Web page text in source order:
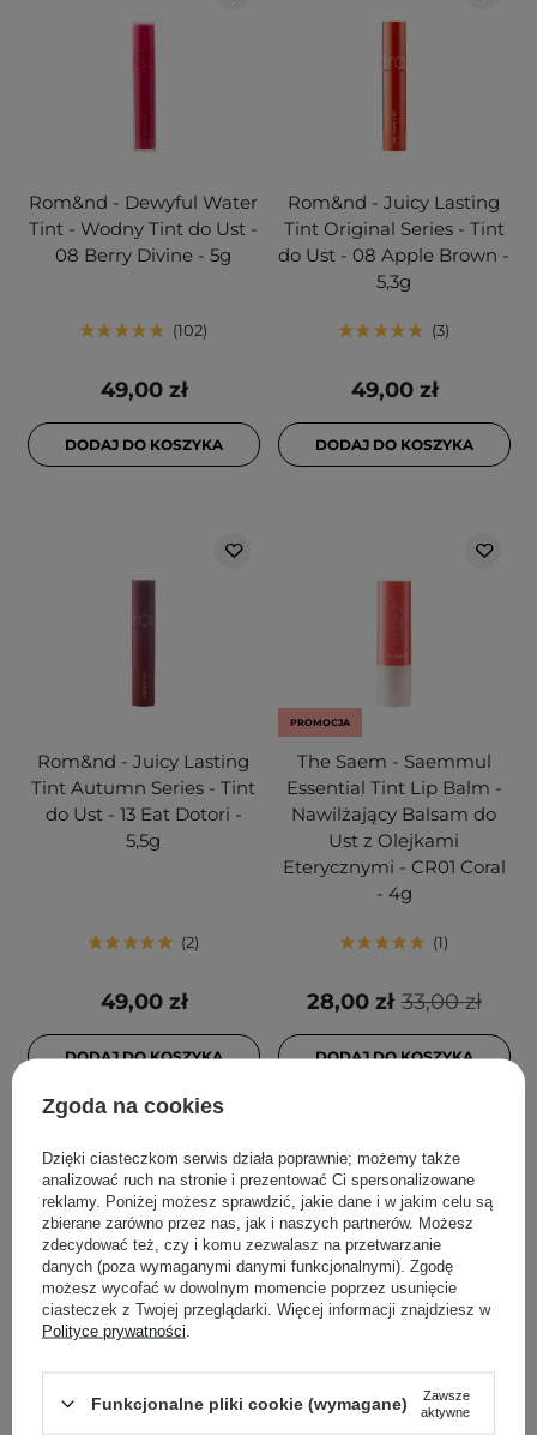
Rom&nd - Dewyful Water
Tint - Wodny Tint do Ust -
08 Berry Divine - 5g
102
49,00 zł
DODAJ DO KOSZYKA
Rom&nd - Juicy Lasting
Tint Original Series - Tint
do Ust - 08 Apple Brown -
5,3g
3
49,00 zł
DODAJ DO KOSZYKA
Rom&nd - Juicy Lasting
Tint Autumn Series - Tint
do Ust - 13 Eat Dotori -
5,5g
2
49,00 zł
DODAJ DO KOSZYKA
PROMOCJA
The Saem - Saemmul
Essential Tint Lip Balm -
Nawilżający Balsam do
Ust z Olejkami
Eterycznymi - CR01 Coral
- 4g
1
33,00 zł
28,00 zł
DODAJ DO KOSZYKA
Etude House - Fixing Tint
- Długotrwały Tint do Ust
Etude House - Fixing Tint
- Długotrwały Tint do Ust
- #05 Midnight Mauve -
Zgoda na cookies
Dzięki ciasteczkom serwis działa poprawnie; możemy także
analizować ruch na stronie i prezentować Ci spersonalizowane
reklamy. Poniżej możesz sprawdzić, jakie dane i w jakim celu są
zbierane zarówno przez nas, jak i naszych partnerów. Możesz
zdecydować też, czy i komu zezwalasz na przetwarzanie
danych (poza wymaganymi danymi funkcjonalnymi). Zgodę
możesz wycofać w dowolnym momencie poprzez usunięcie
ciasteczek z Twojej przeglądarki. Więcej informacji znajdziesz w
Polityce prywatności
Funkcjonalne pliki cookie (wymagane)
Zawsze
aktywne